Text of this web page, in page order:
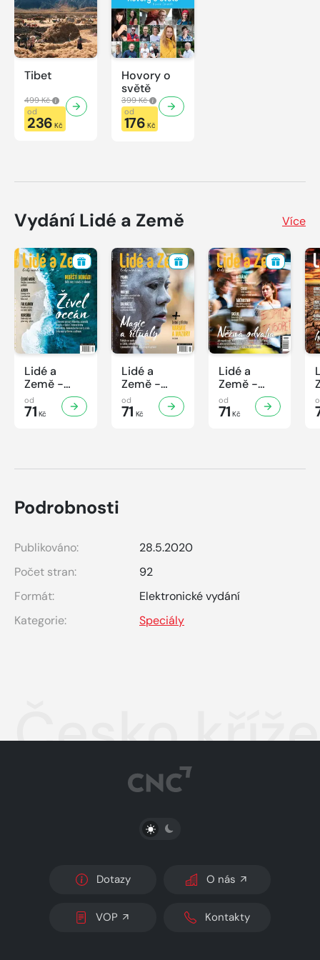
Tibet
499 Kč
od
236 Kč
Hovory o
světě
399 Kč
od
176 Kč
Vydání Lidé a Země Více
Lidé a
Země -
7/2026
od
71 Kč
Lidé a
Země -
6/2026
od
71 Kč
Lidé a
Země -
5/2026
od
71 Kč
Podrobnosti
Publikováno:
28.5.2020
Počet stran:
92
Formát:
Elektronické vydání
Kategorie:
Speciály
Česko
PŘEPNOUT SVĚTLÝ/TMAVÝ REŽIM
Dotazy O nás
VOP Kontakty